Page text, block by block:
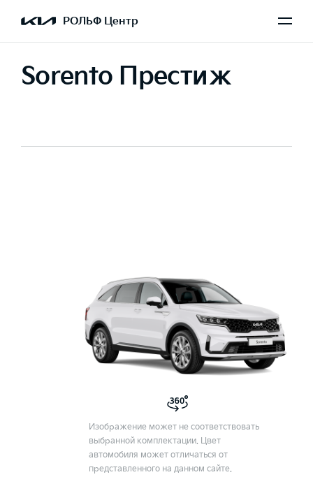
РОЛЬФ Центр
Sorento Престиж
Изображение может не соответствовать
выбранной комплектации. Цвет
автомобиля может отличаться от
представленного на данном сайте.